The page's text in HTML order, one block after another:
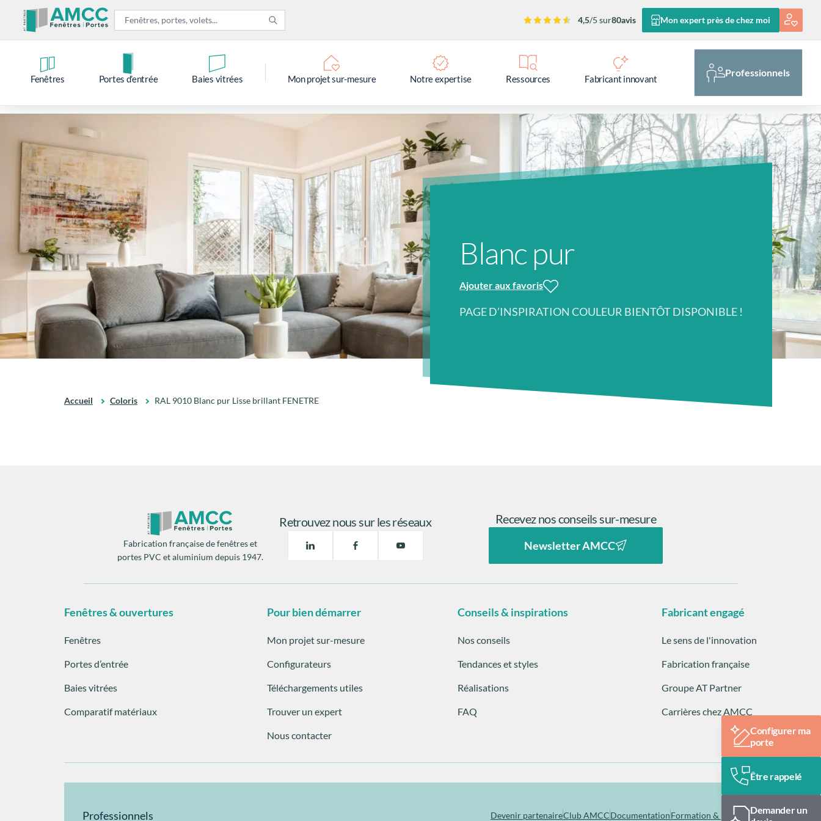
4,5/5 sur80avis Mon expert près de chez moi
Fenêtres Portes d’entrée Baies vitrées Mon projet sur-mesure Notre expertise Ressources Fabricant innovant
Professionnels
Blanc pur
Ajouter aux favoris
PAGE D’INSPIRATION COULEUR BIENTÔT DISPONIBLE !
Accueil Coloris RAL 9010 Blanc pur Lisse brillant FENETRE
Fabrication française de fenêtres et
portes PVC et aluminium depuis 1947.
Retrouvez nous sur les réseaux Recevez nos conseils sur-mesure
Newsletter AMCC
Fenêtres & ouvertures
Fenêtres
Portes d’entrée
Baies vitrées
Comparatif matériaux
Pour bien démarrer
Mon projet sur-mesure
Configurateurs
Téléchargements utiles
Trouver un expert
Nous contacter
Conseils & inspirations
Nos conseils
Tendances et styles
Réalisations
FAQ
Fabricant engagé
Le sens de l'innovation
Fabrication française
Groupe AT Partner
Carrières chez AMCC
Professionnels Devenir partenaireClub AMCCDocumentationFormation & pose
Configurer ma
porte
Être rappelé
Demander un